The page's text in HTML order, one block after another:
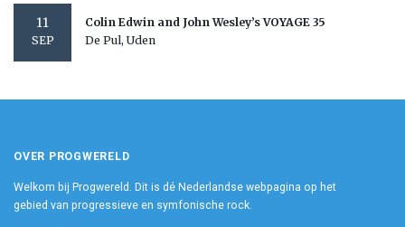
11
SEP
Colin Edwin and John Wesley’s VOYAGE 35
De Pul, Uden
OVER PROGWERELD
Welkom bij Progwereld. Dit is dé Nederlandse webpagina op het
gebied van progressieve en symfonische rock.